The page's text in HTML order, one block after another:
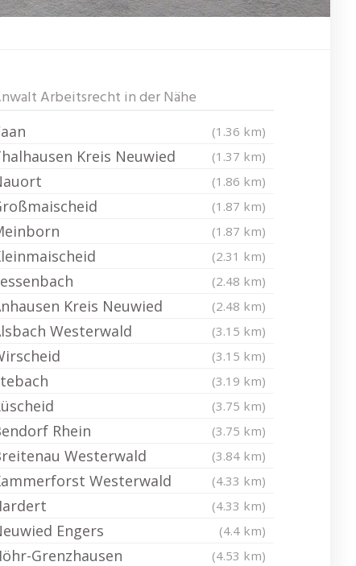
Arbeitsrecht in der Nähe
(1.36 km)
Kreis Neuwied (1.37 km)
(1.86 km)
(1.87 km)
(1.87 km)
(2.31 km)
(2.48 km)
Kreis Neuwied (2.48 km)
Westerwald (3.15 km)
(3.15 km)
(3.19 km)
(3.75 km)
Rhein (3.75 km)
Westerwald (3.84 km)
Westerwald (4.33 km)
(4.33 km)
Engers (4.4 km)
Grenzhausen (4.53 km)